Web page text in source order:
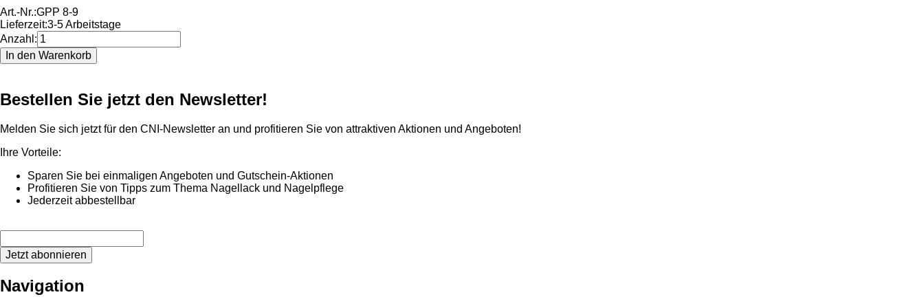
Art.-Nr.:GPP 8-9
Lieferzeit:3-5 Arbeitstage
Anzahl:
Bestellen Sie jetzt den Newsletter!
Melden Sie sich jetzt für den CNI-Newsletter an und profitieren Sie von attraktiven Aktionen und Angeboten!
Ihre Vorteile:
Sparen Sie bei einmaligen Angeboten und Gutschein-Aktionen
Profitieren Sie von Tipps zum Thema Nagellack und Nagelpflege
Jederzeit abbestellbar
Jetzt abonnieren
Navigation